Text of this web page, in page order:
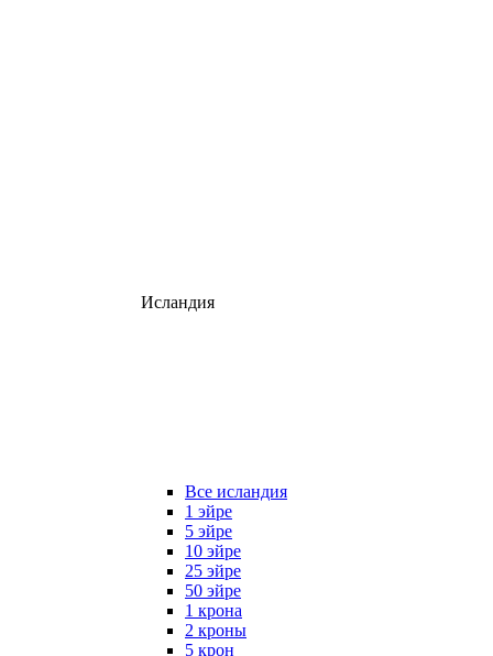
Исландия
Все исландия
1 эйре
5 эйре
10 эйре
25 эйре
50 эйре
1 крона
2 кроны
5 крон